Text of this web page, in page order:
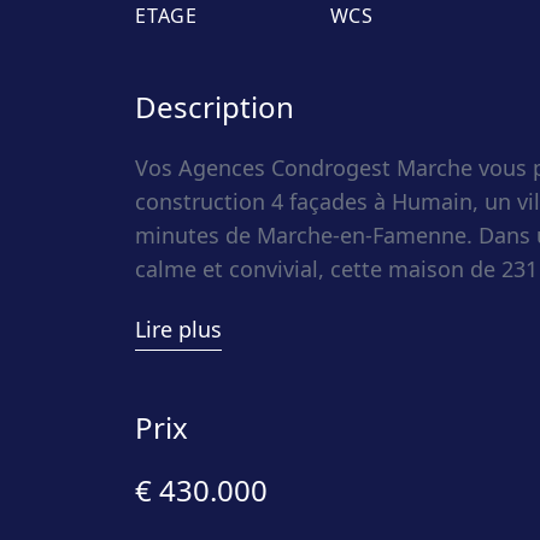
ETAGE WCS
Description
Vos Agences Condrogest Marche
construction 4 façades à Humain, un
minutes de Marche-en-Famenne.
calme et convivial, cette maison de
restant proche des commerces, écoles,
Implantée sur une parcelle de 14 ares
confort au quotidien et de hautes
Lire plus
Prix
€ 430.000